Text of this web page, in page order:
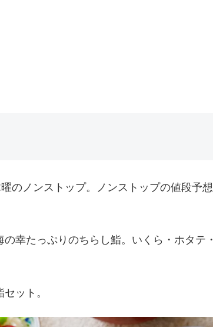
のノンストップ。ノンストップの値段予想
幸たっぷりのちらし鮨。いくら・ホタテ・
ット。